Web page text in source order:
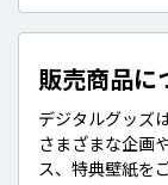
販売商品に
デジタルグッズ
さまざまな企画
ス、特典壁紙を